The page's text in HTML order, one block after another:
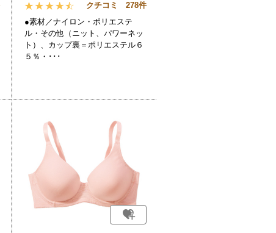
クチコミ 278件
●素材／ナイロン・ポリエステ
ル・その他（ニット、パワーネッ
ト）、カップ裏＝ポリエステル６
５％・･･･